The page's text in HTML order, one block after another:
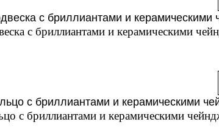
с бриллиантами и керамическими
с бриллиантами и керамическими